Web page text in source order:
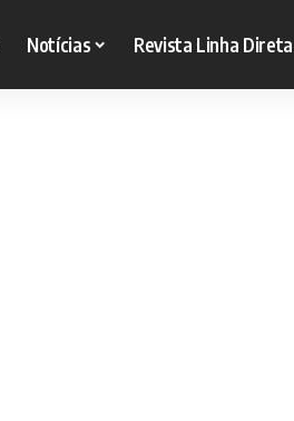
Notícias Revista Linha Direta